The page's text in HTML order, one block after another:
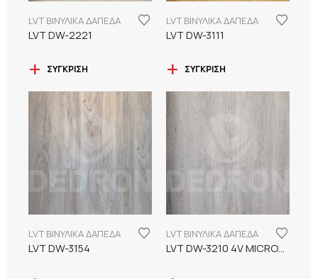
LVT ΒΙΝΥΛΙΚΑ ΔΑΠΕΔΑ
LVT DW-2221
ΣΎΓΚΡΙΣΗ
LVT ΒΙΝΥΛΙΚΑ ΔΑΠΕΔΑ
LVT DW-3111
ΣΎΓΚΡΙΣΗ
LVT ΒΙΝΥΛΙΚΑ ΔΑΠΕΔΑ
LVT DW-3154
LVT ΒΙΝΥΛΙΚΑ ΔΑΠΕΔΑ
LVT DW-3210 4V MICROBEVEL